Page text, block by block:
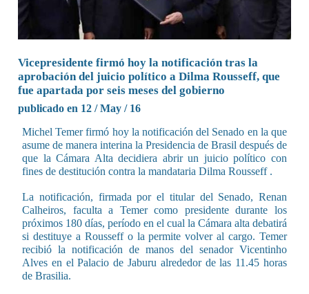
Vicepresidente firmó hoy la notificación tras la
aprobación del juicio político a Dilma Rousseff, que
fue apartada por seis meses del gobierno
publicado en 12 / May / 16
Michel Temer firmó hoy la notificación del Senado en la que
asume de manera interina la Presidencia de Brasil después de
que la Cámara Alta decidiera abrir un juicio político con
fines de destitución contra la mandataria Dilma Rousseff .
La notificación, firmada por el titular del Senado, Renan
Calheiros, faculta a Temer como presidente durante los
próximos 180 días, período en el cual la Cámara alta debatirá
si destituye a Rousseff o la permite volver al cargo. Temer
recibió la notificación de manos del senador Vicentinho
Alves en el Palacio de Jaburu alrededor de las 11.45 horas
de Brasilia.